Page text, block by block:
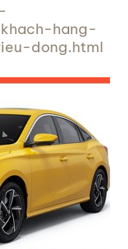
hang-
dong.html